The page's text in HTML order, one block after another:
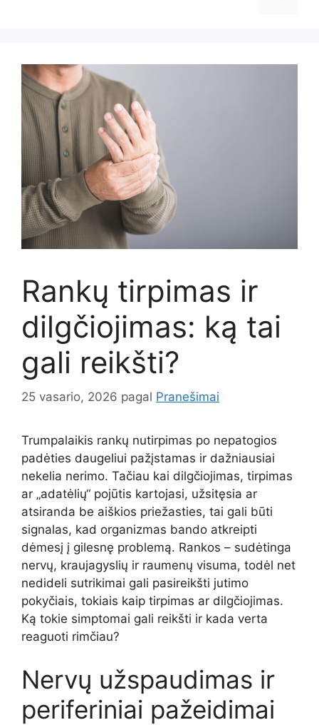
Rankų tirpimas ir
dilgčiojimas: ką tai
gali reikšti?
25 vasario, 2026 pagal Pranešimai
Trumpalaikis rankų nutirpimas po nepatogios
padėties daugeliui pažįstamas ir dažniausiai
nekelia nerimo. Tačiau kai dilgčiojimas, tirpimas
ar „adatėlių“ pojūtis kartojasi, užsitęsia ar
atsiranda be aiškios priežasties, tai gali būti
signalas, kad organizmas bando atkreipti
dėmesį į gilesnę problemą. Rankos – sudėtinga
nervų, kraujagyslių ir raumenų visuma, todėl net
nedideli sutrikimai gali pasireikšti jutimo
pokyčiais, tokiais kaip tirpimas ar dilgčiojimas.
Ką tokie simptomai gali reikšti ir kada verta
reaguoti rimčiau?
Nervų užspaudimas ir
periferiniai pažeidimai